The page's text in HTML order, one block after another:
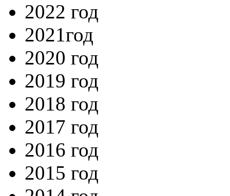
2022 год
2021год
2020 год
2019 год
2018 год
2017 год
2016 год
2015 год